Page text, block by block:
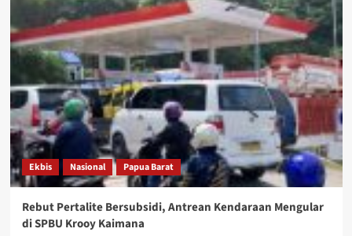
Ekbis Nasional Papua Barat
Rebut Pertalite Bersubsidi, Antrean Kendaraan Mengular
di SPBU Krooy Kaimana